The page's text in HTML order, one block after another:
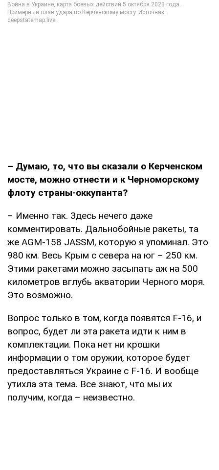
– Думаю, то, что вы сказали о Керченском
мосте, можно отнести и к Черноморскому
флоту страны-оккупанта?
– Именно так. Здесь нечего даже
комментировать. Дальнобойные ракеты, та
же AGM-158 JASSM, которую я упоминал. Это
980 км. Весь Крым с севера на юг – 250 км.
Этими ракетами можно засыпать аж на 500
километров вглубь акватории Черного моря.
Это возможно.
Вопрос только в том, когда появятся F-16, и
вопрос, будет ли эта ракета идти к ним в
комплектации. Пока нет ни крошки
информации о том оружии, которое будет
предоставляться Украине с F-16. И вообще
утихла эта тема. Все знают, что мы их
получим, когда – неизвестно.